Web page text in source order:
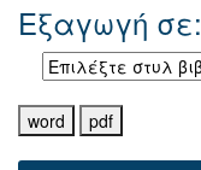
Εξαγωγή σε: